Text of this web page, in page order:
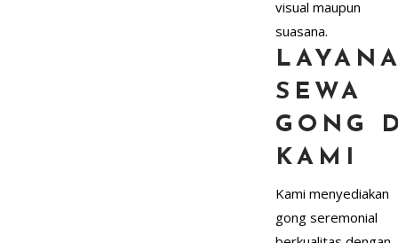
visual maupun
suasana.
SEWA
GONG
KAMI
Kami menyediakan
gong seremonial